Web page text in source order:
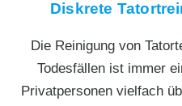
Diskrete
Die Reinigung von
Todesfällen ist immer
Privatpersonen vielfach